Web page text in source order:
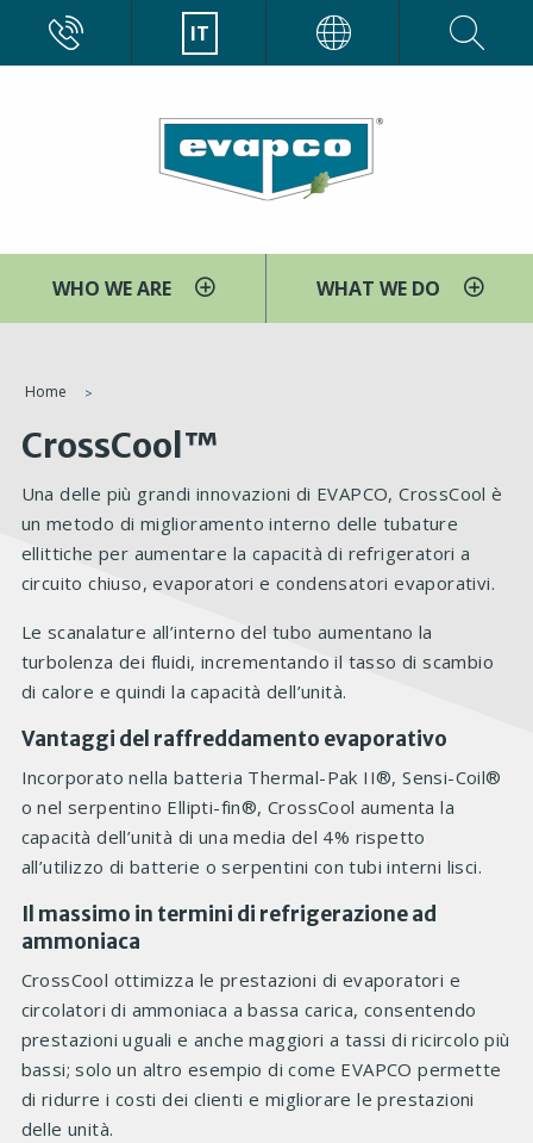
contenuto
IT
WHO WE ARE WHAT WE DO
You
are
here
Home
CrossCool™
Una delle più grandi innovazioni di EVAPCO, CrossCool è
un metodo di miglioramento interno delle tubature
ellittiche per aumentare la capacità di refrigeratori a
circuito chiuso, evaporatori e condensatori evaporativi.
Le scanalature all’interno del tubo aumentano la
turbolenza dei fluidi, incrementando il tasso di scambio
di calore e quindi la capacità dell’unità.
Vantaggi del raffreddamento evaporativo
Incorporato nella batteria Thermal-Pak II®, Sensi-Coil®
o nel serpentino Ellipti-fin®, CrossCool aumenta la
capacità dell’unità di una media del 4% rispetto
all’utilizzo di batterie o serpentini con tubi interni lisci.
Il massimo in termini di refrigerazione ad
ammoniaca
CrossCool ottimizza le prestazioni di evaporatori e
circolatori di ammoniaca a bassa carica, consentendo
prestazioni uguali e anche maggiori a tassi di ricircolo più
bassi; solo un altro esempio di come EVAPCO permette
di ridurre i costi dei clienti e migliorare le prestazioni
delle unità.